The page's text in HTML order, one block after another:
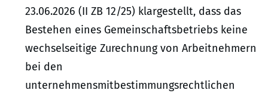
23.06.2026 (II ZB 12/25) klargestellt, dass das
Bestehen eines Gemeinschaftsbetriebs keine
wechselseitige Zurechnung von Arbeitnehmern
bei den
unternehmensmitbestimmungsrechtlichen